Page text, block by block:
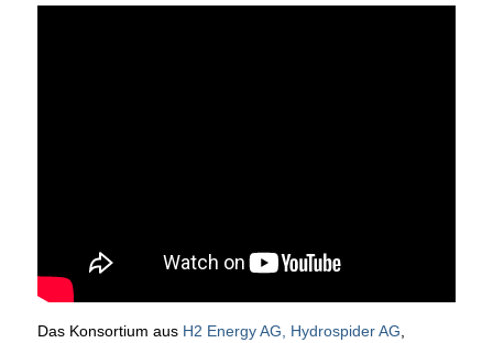
Das Konsortium aus H2 Energy AG, Hydrospider AG,